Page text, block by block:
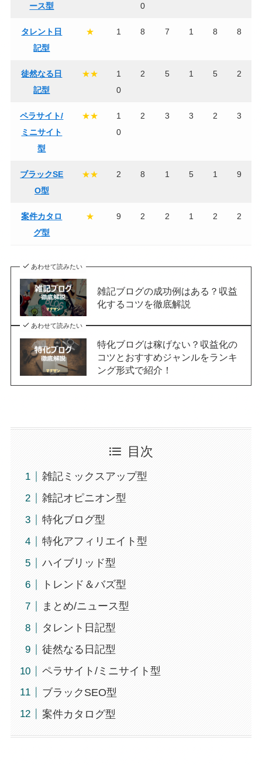
ース型
0
タレント日
記型
★ 1 8 7 1 8 8
徒然なる日
記型
★★
1
0
2 5 1 5 2
ペラサイト/
ミニサイト
型
★★
1
0
2 3 3 2 3
ブラックSE
O型
★★ 2 8 1 5 1 9
案件カタロ
グ型
★ 9 2 2 1 2 2
あわせて読みたい
雑記ブログの成功例はある？収益
化するコツを徹底解説
あわせて読みたい
特化ブログは稼げない？収益化の
コツとおすすめジャンルをランキ
ング形式で紹介！
目次
雑記ミックスアップ型
雑記オピニオン型
特化ブログ型
特化アフィリエイト型
ハイブリッド型
トレンド＆バズ型
まとめ/ニュース型
タレント日記型
徒然なる日記型
ペラサイト/ミニサイト型
ブラックSEO型
案件カタログ型